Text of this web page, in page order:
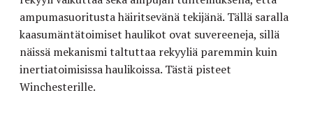
ampumasuoritusta häiritsevänä tekijänä. Tällä saralla
kaasumäntätoimiset haulikot ovat suvereeneja, sillä
näissä mekanismi taltuttaa rekyyliä paremmin kuin
inertiatoimisissa haulikoissa. Tästä pisteet
Winchesterille.